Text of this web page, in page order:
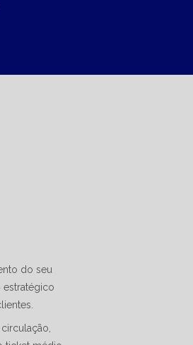
do seu
estratégico